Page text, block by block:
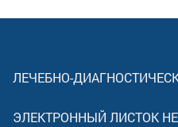
ЛЕЧЕБНО-
ЭЛЕКТРОННЫЙ ЛИСТОК